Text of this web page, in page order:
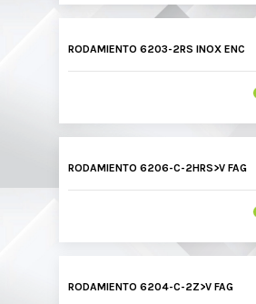
RODAMIENTO 6203-2RS INOX ENC
RODAMIENTO 6206-C-2HRS>V FAG
RODAMIENTO 6204-C-2Z>V FAG